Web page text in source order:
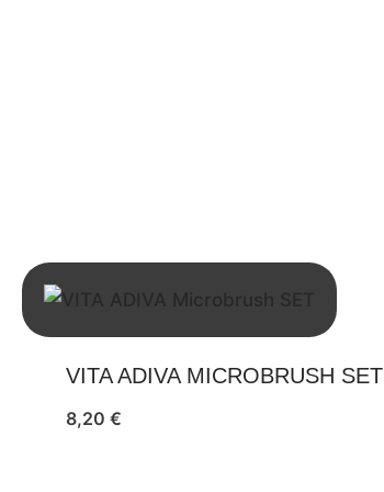
VITA ADIVA MICROBRUSH SET
8,20 €